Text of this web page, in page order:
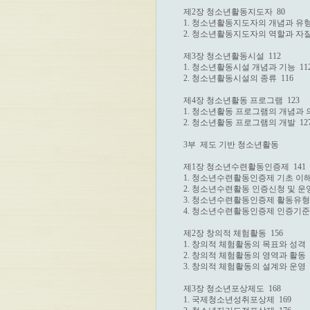
제2장 청소년활동지도자  80
1. 청소년활동지도자의 개념과 유
2. 청소년활동지도자의 역할과 자
제3장 청소년활동시설  112
1. 청소년활동시설 개념과 기능
2. 청소년활동시설의 종류  116
제4장 청소년활동 프로그램  123
1. 청소년활동 프로그램의 개념과
2. 청소년활동 프로그램의 개발
3부  제도 기반 청소년활동
제1장 청소년수련활동인증제  141
1. 청소년수련활동인증제 기초 이
2. 청소년수련활동 인증신청 및 운
3. 청소년수련활동인증제 활동유
4. 청소년수련활동인증제 인증기
제2장 창의적 체험활동  156
1. 창의적 체험활동의 목표와 성격
2. 창의적 체험활동의 영역과 활동
3. 창의적 체험활동의 설계와 운영
제3장 청소년포상제도  168
1. 국제청소년성취포상제  169